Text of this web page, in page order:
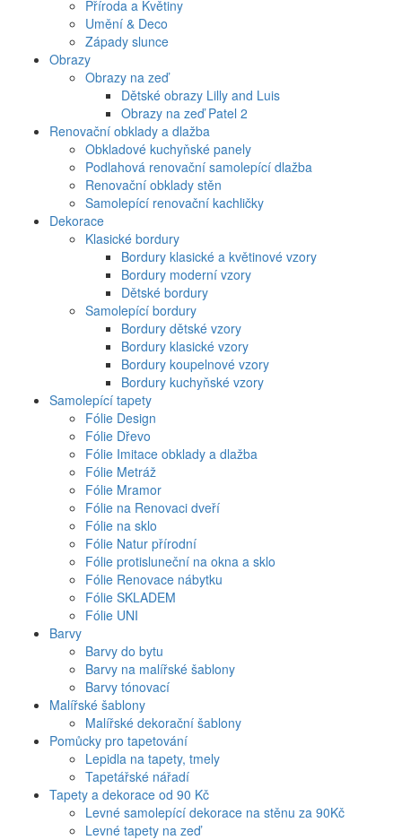
Příroda a Květiny
Umění & Deco
Západy slunce
Obrazy
Obrazy na zeď
Dětské obrazy Lilly and Luis
Obrazy na zeď Patel 2
Renovační obklady a dlažba
Obkladové kuchyňské panely
Podlahová renovační samolepící dlažba
Renovační obklady stěn
Samolepící renovační kachličky
Dekorace
Klasické bordury
Bordury klasické a květinové vzory
Bordury moderní vzory
Dětské bordury
Samolepící bordury
Bordury dětské vzory
Bordury klasické vzory
Bordury koupelnové vzory
Bordury kuchyňské vzory
Samolepící tapety
Fólie Design
Fólie Dřevo
Fólie Imitace obklady a dlažba
Fólie Metráž
Fólie Mramor
Fólie na Renovaci dveří
Fólie na sklo
Fólie Natur přírodní
Fólie protisluneční na okna a sklo
Fólie Renovace nábytku
Fólie SKLADEM
Fólie UNI
Barvy
Barvy do bytu
Barvy na malířské šablony
Barvy tónovací
Malířské šablony
Malířské dekorační šablony
Pomůcky pro tapetování
Lepidla na tapety, tmely
Tapetářské nářadí
Tapety a dekorace od 90 Kč
Levné samolepící dekorace na stěnu za 90Kč
Levné tapety na zeď